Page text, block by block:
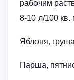
рабочим
8-10 л/100 кв.
Яблоня,
Парша,